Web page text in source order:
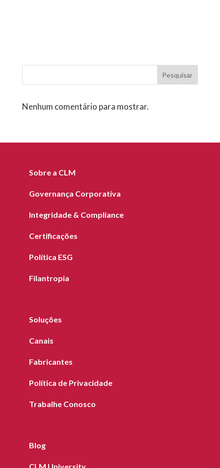
Pesquisar
Nenhum comentário para mostrar.
Sobre a CLM
Governança Corporativa
Integridade & Compliance
Certificações
Política ESG
Filantropia
Soluções
Canais
Fabricantes
Política de Privacidade
Trabalhe Conosco
Blog